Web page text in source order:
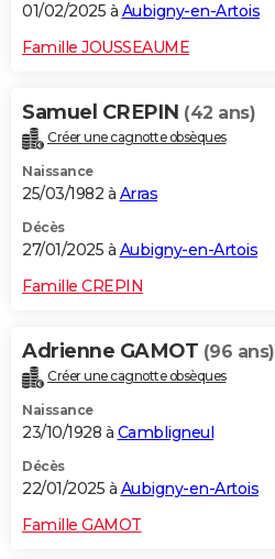
01/02/2025 à Aubigny-en-Artois
Famille JOUSSEAUME
Samuel CREPIN (42 ans)
Créer une cagnotte obsèques
Naissance
25/03/1982 à Arras
Décès
27/01/2025 à Aubigny-en-Artois
Famille CREPIN
Adrienne GAMOT (96 ans)
Créer une cagnotte obsèques
Naissance
23/10/1928 à Cambligneul
Décès
22/01/2025 à Aubigny-en-Artois
Famille GAMOT